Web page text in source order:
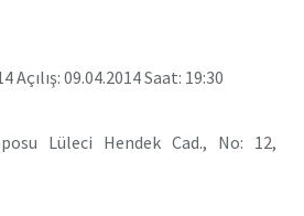
Açılış: 09.04.2014 Saat: 19:30
Lüleci Hendek Cad., No: 12,